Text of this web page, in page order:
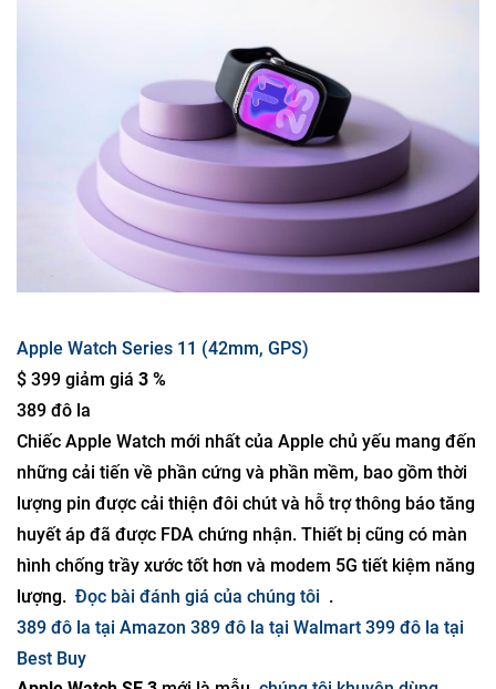
Apple Watch Series 11 (42mm, GPS)
$ 399 giảm giá 3 %
389 đô la
Chiếc Apple Watch mới nhất của Apple chủ yếu mang đến
những cải tiến về phần cứng và phần mềm, bao gồm thời
lượng pin được cải thiện đôi chút và hỗ trợ thông báo tăng
huyết áp đã được FDA chứng nhận. Thiết bị cũng có màn
hình chống trầy xước tốt hơn và modem 5G tiết kiệm năng
lượng. Đọc bài đánh giá của chúng tôi .
389 đô la tại Amazon 389 đô la tại Walmart 399 đô la tại
Best Buy